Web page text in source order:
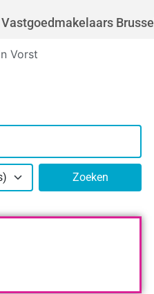
Vastgoedmakelaars Brussel
Vorst
Zoeken